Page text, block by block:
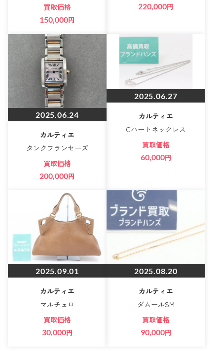
買取価格
150,000円
220,000円
2025.06.24
カルティエ
タンクフランセーズ
買取価格
200,000円
2025.06.27
カルティエ
Cハートネックレス
買取価格
60,000円
2025.09.01
カルティエ
マルチェロ
買取価格
30,000円
2025.08.20
カルティエ
ダムールSM
買取価格
90,000円